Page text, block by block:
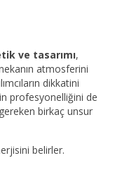
ve tasarımı,
atmosferini
dikkatini
profesyonelliğini de
birkaç unsur
belirler.